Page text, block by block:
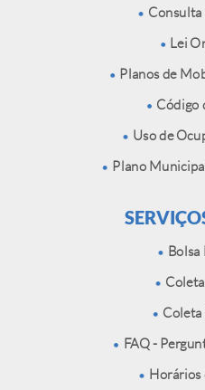
Consulta
Lei
Planos de
Código
Uso de
Plano
Bolsa
Coleta
Coleta
FAQ -
Horários